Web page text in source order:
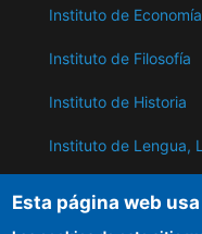
Instituto de
Instituto de Filosofía
Instituto de Historia
Instituto de Lengua,
Oriente Próximo
Esta página web